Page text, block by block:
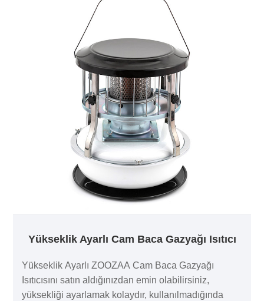
Yükseklik Ayarlı Cam Baca Gazyağı Isıtıcı
Yükseklik Ayarlı ZOOZAA Cam Baca Gazyağı
Isıtıcısını satın aldığınızdan emin olabilirsiniz,
yüksekliği ayarlamak kolaydır, kullanılmadığında